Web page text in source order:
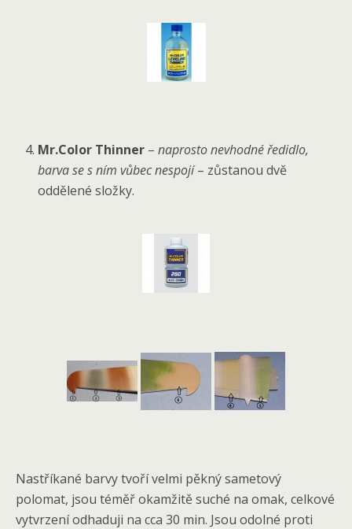
Mr.Color Thinner –naprosto nevhodné ředidlo,
barva se s ním vůbec nespojí– zůstanou dvě
oddělené složky.
Nastříkané barvy tvoří velmi pěkný sametový
polomat, jsou téměř okamžitě suché na omak, celkové
vytvrzení odhaduji na cca 30 min. Jsou odolné proti